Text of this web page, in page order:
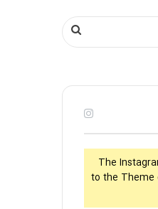
جستجو
The
to the Theme